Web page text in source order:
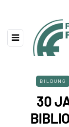
BILDUNG
30